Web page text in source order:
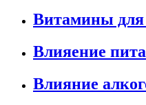
Витамины
Влияение
Влияние